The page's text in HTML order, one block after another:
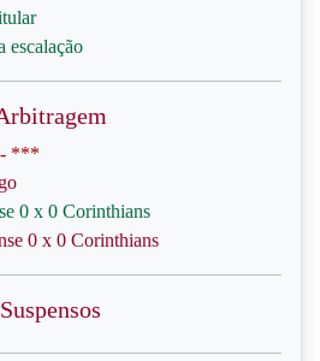
escalação
- ***
0 x 0 Corinthians
0 x 0 Corinthians
Suspensos